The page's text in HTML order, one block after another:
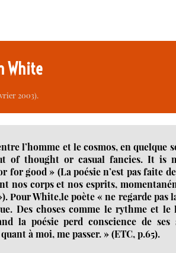
White
2003).
l’homme et le cosmos, en quelque
of thought or casual fancies. It is
good » (La poésie n’est pas faite
nos corps et nos esprits,
Pour White,le poète « ne regarde pas
Des choses comme le rythme et le
la poésie perd conscience de ses
à moi, me passer. » (ETC, p.65).